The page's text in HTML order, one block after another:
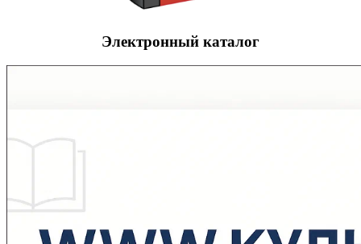
Электронный каталог